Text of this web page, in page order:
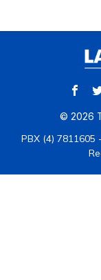
© 2026
PBX (4)